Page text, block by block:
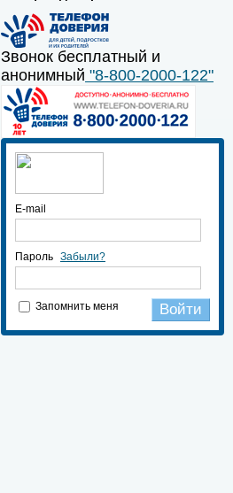
Звонок бесплатный и
анонимный "8-800-2000-122"
E-mail
Пароль Забыли?
Запомнить меня